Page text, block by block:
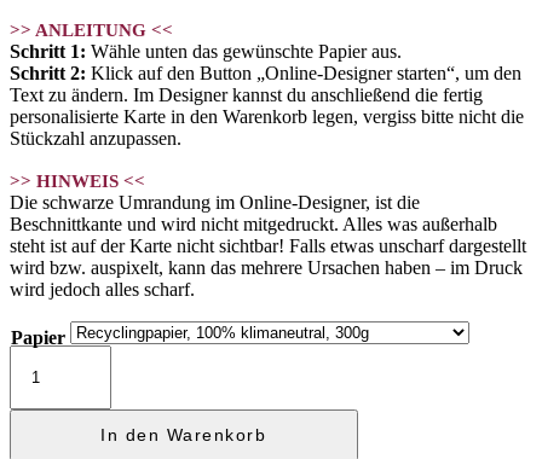
>> ANLEITUNG <<
Schritt 1: Wähle unten das gewünschte Papier aus.
Schritt 2: Klick auf den Button „Online-Designer starten“, um den
Text zu ändern. Im Designer kannst du anschließend die fertig
personalisierte Karte in den Warenkorb legen, vergiss bitte nicht die
Stückzahl anzupassen.
>> HINWEIS <<
Die schwarze Umrandung im Online-Designer, ist die
Beschnittkante und wird nicht mitgedruckt. Alles was außerhalb
steht ist auf der Karte nicht sichtbar! Falls etwas unscharf dargestellt
wird bzw. auspixelt, kann das mehrere Ursachen haben – im Druck
wird jedoch alles scharf.
Papier
Menükarte
"EMILIA"
In den Warenkorb